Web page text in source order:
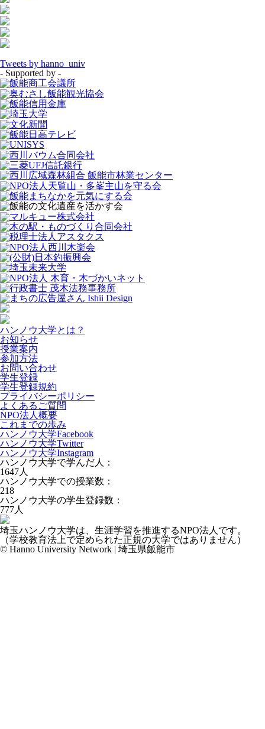
Tweets by hanno_univ
- Supported by -
ハンノウ大学とは？
お知らせ
授業案内
参加方法
お問い合わせ
学生登録
学生登録規約
プライバシーポリシー
よくあるご質問
NPO法人概要
これまでの歩み
ハンノウ大学Facebook
ハンノウ大学Twitter
ハンノウ大学Instagram
ハンノウ大学で学んだ人：
1647人
ハンノウ大学での授業数：
218
ハンノウ大学の学生登録数：
777人
埼玉ハンノウ大学は、生涯学習を推進するNPO法人です。
（学校教育法上で定められた正規の大学ではありません）
© Hanno University Network | 埼玉県飯能市